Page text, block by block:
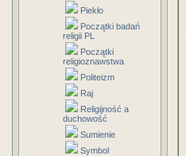
Piekło
Początki badań
religii PL
Początki
religioznawstwa
Politeizm
Raj
Religijność a
duchowość
Sumienie
Symbol